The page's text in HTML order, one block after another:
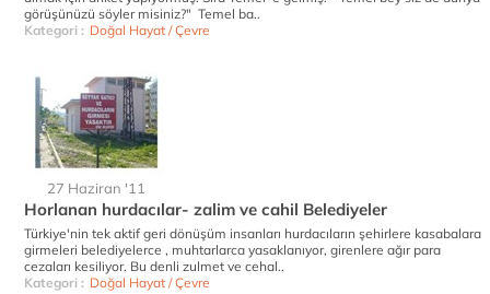
görüşünüzü söyler misiniz?" Temel ba..
Kategori : Doğal Hayat / Çevre
27 Haziran '11
Horlanan hurdacılar- zalim ve cahil Belediyeler
Türkiye'nin tek aktif geri dönüşüm insanları hurdacıların şehirlere kasabalara
girmeleri belediyelerce , muhtarlarca yasaklanıyor, girenlere ağır para
cezaları kesiliyor. Bu denli zulmet ve cehal..
Kategori : Doğal Hayat / Çevre